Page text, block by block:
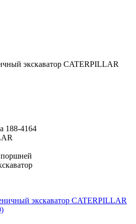
экскаватор CATERPILLAR
188-4164